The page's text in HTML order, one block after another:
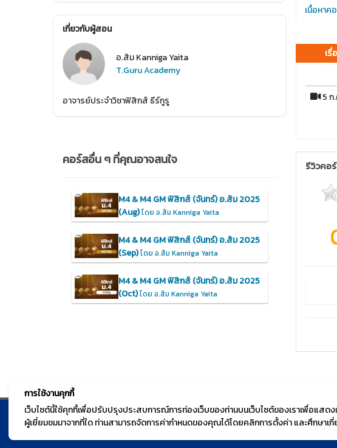
เนื้อหาค
เรื่
5 ก.
รีวิวคอ
เกี่ยวกับผู้สอน
อ.ส้ม Kanniga Yaita
T.Guru Academy
อาจารย์ประจำวิชาฟิสิกส์ ธีร์กูรู
คอร์สอื่น ๆ ที่คุณอาจสนใจ
M4 & M4 GM ฟิสิกส์ (จันทร์) อ.ส้ม 2025
(Aug)โดย อ.ส้ม Kanniga Yaita
M4 & M4 GM ฟิสิกส์ (จันทร์) อ.ส้ม 2025
(Sep)โดย อ.ส้ม Kanniga Yaita
M4 & M4 GM ฟิสิกส์ (จันทร์) อ.ส้ม 2025
(Oct)โดย อ.ส้ม Kanniga Yaita
การใช้งานคุกกี้
เว็บไซต์นี้ใช้คุกกี้เพื่อปรับปรุงประสบการณ์การท่องเว็บของท่านบนเว็บไซต์ของเราเพื่อแสดง
ผู้เยี่ยมชมมาจากที่ใด ท่านสามารถจัดการค่ากำหนดของคุณได้โดยคลิกการตั้งค่า และศึกษาเ
© TGURU.online 2026 All right reserved. v1.0 Powered by Course